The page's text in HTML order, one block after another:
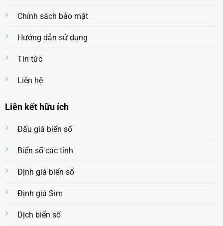
Chính sách bảo mật
Hướng dẫn sử dụng
Tin tức
Liên hệ
Liên kết hữu ích
Đấu giá biển số
Biển số các tỉnh
Định giá biển số
Định giá Sim
Dịch biển số